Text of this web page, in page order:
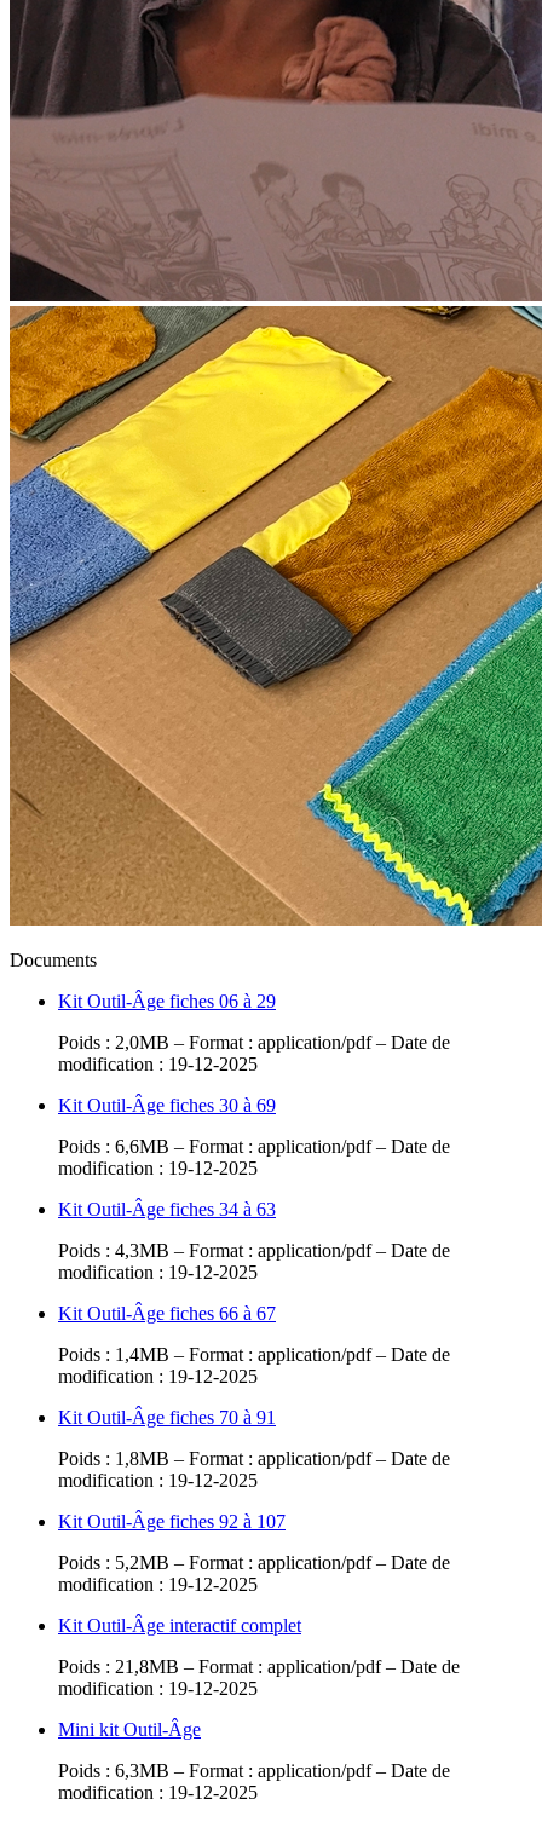
Documents
Kit Outil-Âge fiches 06 à 29
Poids : 2,0MB – Format : application/pdf – Date de
modification : 19-12-2025
Kit Outil-Âge fiches 30 à 69
Poids : 6,6MB – Format : application/pdf – Date de
modification : 19-12-2025
Kit Outil-Âge fiches 34 à 63
Poids : 4,3MB – Format : application/pdf – Date de
modification : 19-12-2025
Kit Outil-Âge fiches 66 à 67
Poids : 1,4MB – Format : application/pdf – Date de
modification : 19-12-2025
Kit Outil-Âge fiches 70 à 91
Poids : 1,8MB – Format : application/pdf – Date de
modification : 19-12-2025
Kit Outil-Âge fiches 92 à 107
Poids : 5,2MB – Format : application/pdf – Date de
modification : 19-12-2025
Kit Outil-Âge interactif complet
Poids : 21,8MB – Format : application/pdf – Date de
modification : 19-12-2025
Mini kit Outil-Âge
Poids : 6,3MB – Format : application/pdf – Date de
modification : 19-12-2025